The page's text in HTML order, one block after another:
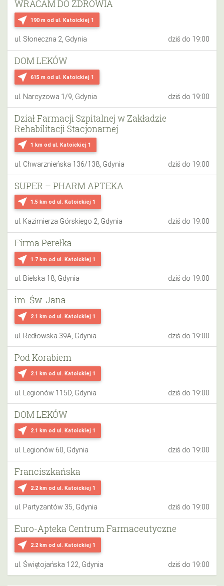
near_me 190 m od ul. Katoickiej 1
WRACAM DO ZDROWIA
ul. Słoneczna 2, Gdynia dziś do 19:00
near_me 615 m od ul. Katoickiej 1
DOM LEKÓW
ul. Narcyzowa 1/9, Gdynia dziś do 19:00
near_me 1 km od ul. Katoickiej 1
Dział Farmacji Szpitalnej w Zakładzie
Rehabilitacji Stacjonarnej
ul. Chwarznieńska 136/138, Gdynia dziś do 19:00
near_me 1.5 km od ul. Katoickiej 1
SUPER – PHARM APTEKA
ul. Kazimierza Górskiego 2, Gdynia dziś do 19:00
near_me 1.7 km od ul. Katoickiej 1
Firma Perełka
ul. Bielska 18, Gdynia dziś do 19:00
near_me 2.1 km od ul. Katoickiej 1
im. Św. Jana
ul. Redłowska 39A, Gdynia dziś do 19:00
near_me 2.1 km od ul. Katoickiej 1
Pod Korabiem
ul. Legionów 115D, Gdynia dziś do 19:00
near_me 2.1 km od ul. Katoickiej 1
DOM LEKÓW
ul. Legionów 60, Gdynia dziś do 19:00
near_me 2.2 km od ul. Katoickiej 1
Franciszkańska
ul. Partyzantów 35, Gdynia dziś do 19:00
near_me 2.2 km od ul. Katoickiej 1
Euro-Apteka Centrum Farmaceutyczne
ul. Świętojańska 122, Gdynia dziś do 19:00